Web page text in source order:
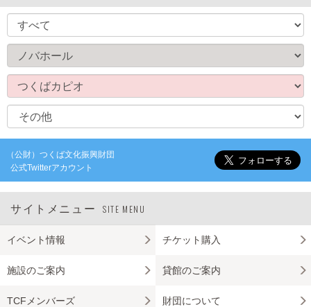
（公財）つくば文化振興財団
公式Twitterアカウント
サイトメニュー SITE MENU
イベント情報 チケット購入
施設のご案内 貸館のご案内
TCFメンバーズ 財団について